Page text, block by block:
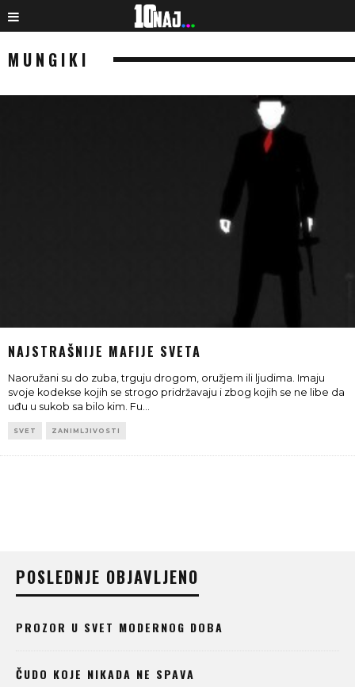
MUNGIKI
NAJSTRAŠNIJE MAFIJE SVETA
Naoružani su do zuba, trguju drogom, oružjem ili ljudima. Imaju
svoje kodekse kojih se strogo pridržavaju i zbog kojih se ne libe da
uđu u sukob sa bilo kim. Fu
SVET ZANIMLJIVOSTI
POSLEDNJE OBJAVLJENO
PROZOR U SVET MODERNOG DOBA
ČUDO KOJE NIKADA NE SPAVA